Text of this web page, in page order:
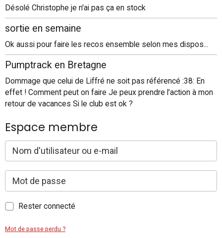
Désolé Christophe je n'ai pas ça en stock
sortie en semaine
Ok aussi pour faire les recos ensemble selon mes dispos...
Pumptrack en Bretagne
Dommage que celui de Liffré ne soit pas référencé :38: En
effet ! Comment peut on faire Je peux prendre l’action à mon
retour de vacances Si le club est ok ?
Espace membre
Rester connecté
Mot de passe perdu ?